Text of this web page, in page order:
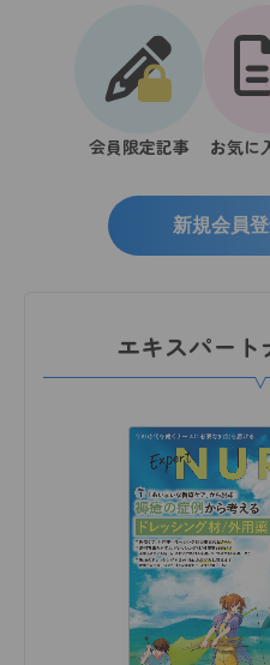
会員限定記事 お気に
新規会員登
エキスパー